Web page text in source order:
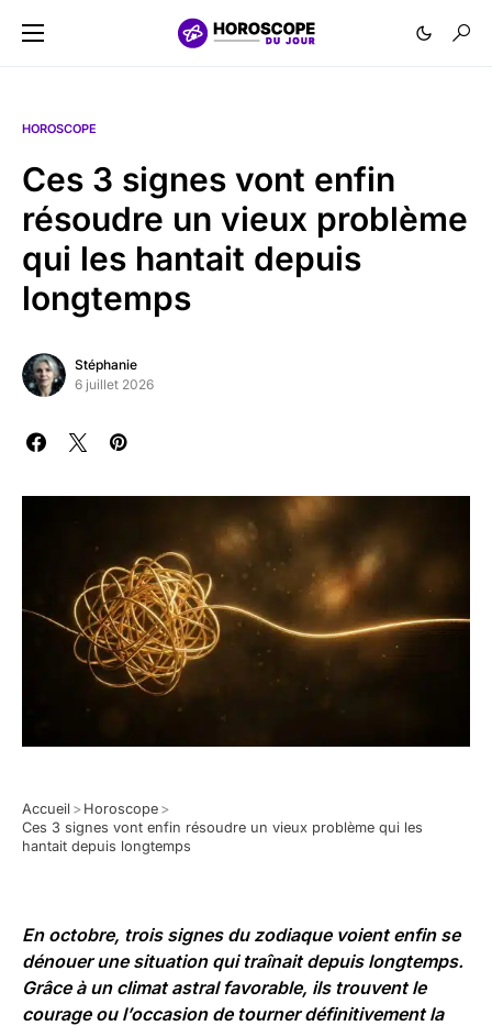
HOROSCOPE
Ces 3 signes vont enfin
résoudre un vieux problème
qui les hantait depuis
longtemps
Stéphanie
6 juillet 2026
Accueil > Horoscope >
Ces 3 signes vont enfin résoudre un vieux problème qui les
hantait depuis longtemps
En octobre, trois signes du zodiaque voient enfin se
dénouer une situation qui traînait depuis longtemps.
Grâce à un climat astral favorable, ils trouvent le
courage ou l’occasion de tourner définitivement la